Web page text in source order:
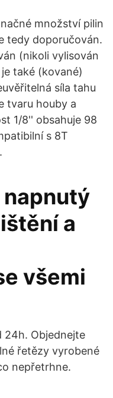
množství pilin
tedy doporučován.
(nikoli vylisován
také (kované)
síla tahu
tvaru houby a
1/8'' obsahuje 98
s 8T
a
všemi
24h. Objednejte
řetězy vyrobené
nepřetrhne.